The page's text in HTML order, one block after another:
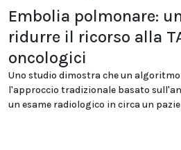
Embolia polmonare:
ridurre il ricorso alla
oncologici
Uno studio dimostra che un
l'approccio tradizionale basato
un esame radiologico in circa un